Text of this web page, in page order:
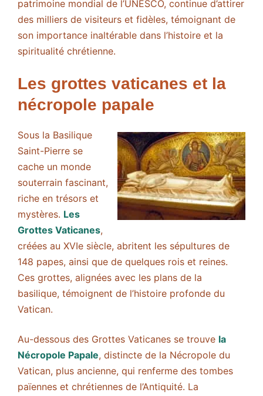
patrimoine mondial de l’UNESCO, continue d’attirer
des milliers de visiteurs et fidèles, témoignant de
son importance inaltérable dans l’histoire et la
spiritualité chrétienne.
Les grottes vaticanes et la
nécropole papale
Sous la Basilique
Saint-Pierre se
cache un monde
souterrain fascinant,
riche en trésors et
mystères. Les
Grottes Vaticanes,
créées au XVIe siècle, abritent les sépultures de
148 papes, ainsi que de quelques rois et reines.
Ces grottes, alignées avec les plans de la
basilique, témoignent de l’histoire profonde du
Vatican.
Au-dessous des Grottes Vaticanes se trouve la
Nécropole Papale, distincte de la Nécropole du
Vatican, plus ancienne, qui renferme des tombes
païennes et chrétiennes de l’Antiquité. La